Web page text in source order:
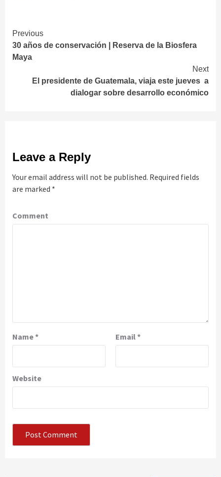
Continue
Reading
Previous
30 años de conservación | Reserva de la Biosfera
Maya
Next
El presidente de Guatemala, viaja este jueves a
dialogar sobre desarrollo económico
Leave a Reply
Your email address will not be published. Required fields
are marked *
Comment
Name* Email *
Website